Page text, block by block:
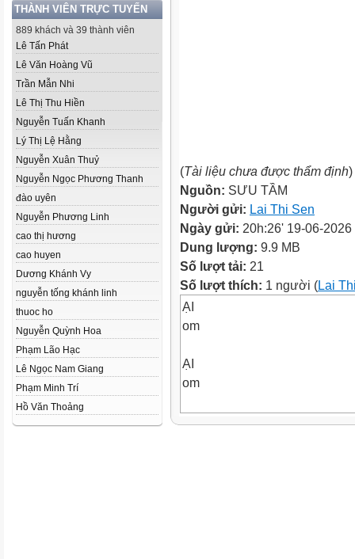
THÀNH VIÊN TRỰC TUYẾN
889 khách và 39 thành viên
Lê Tấn Phát
Lê Văn Hoàng Vũ
Trần Mẫn Nhi
Lê Thị Thu Hiền
Nguyễn Tuấn Khanh
Lý Thị Lệ Hằng
Nguyễn Xuân Thuỷ
Nguyễn Ngọc Phương Thanh
đào uyên
Nguyễn Phương Linh
cao thị hương
cao huyen
Dương Khánh Vy
nguyễn tống khánh linh
thuoc ho
Nguyễn Quỳnh Hoa
Phạm Lão Hạc
Lê Ngọc Nam Giang
Phạm Minh Trí
Hồ Văn Thoảng
(Tài liệu chưa được thẩm định)
Nguồn: SƯU TẦM
Người gửi: Lai Thi Sen
Ngày gửi: 20h:26' 19-06-2026
Dung lượng: 9.9 MB
Số lượt tải: 21
Số lượt thích: 1 người (Lai
ẠI
om
ẠI
om